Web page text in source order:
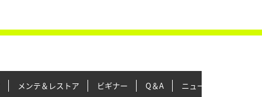
メンテ＆レストア ビギナー Q＆A ニュース＆トピックス